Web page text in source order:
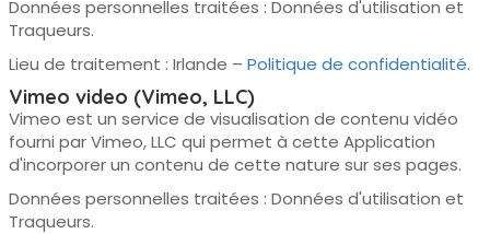
Données personnelles traitées : Données d'utilisation et
Traqueurs.
Lieu de traitement : Irlande – Politique de confidentialité.
Vimeo video (Vimeo, LLC)
Vimeo est un service de visualisation de contenu vidéo
fourni par Vimeo, LLC qui permet à cette Application
d'incorporer un contenu de cette nature sur ses pages.
Données personnelles traitées : Données d'utilisation et
Traqueurs.